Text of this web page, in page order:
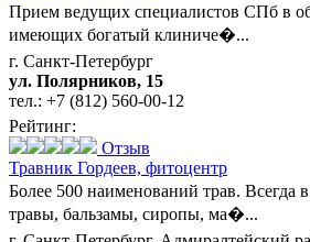
Прием ведущих специалистов СПб в
имеющих богатый клиниче�...
г. Санкт-Петербург
ул. Полярников, 15
тел.: +7 (812) 560-00-12
Рейтинг:
Отзыв
Травник Гордеев, фитоцентр
Более 500 наименований трав. Всегда
травы, бальзамы, сиропы, ма�...